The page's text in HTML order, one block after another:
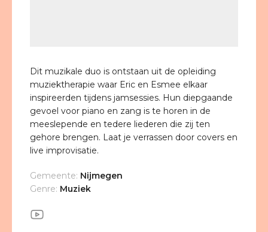
Dit muzikale duo is ontstaan uit de opleiding
muziektherapie waar Eric en Esmee elkaar
inspireerden tijdens jamsessies. Hun diepgaande
gevoel voor piano en zang is te horen in de
meeslepende en tedere liederen die zij ten
gehore brengen. Laat je verrassen door covers en
live improvisatie.
Gemeente: Nijmegen
Genre: Muziek